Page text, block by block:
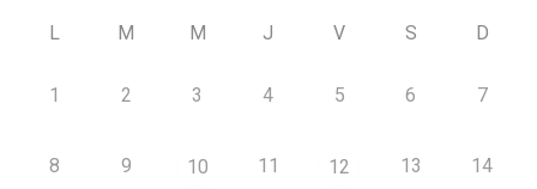
L M M J V S D
1 2 3 4 5 6 7
8 9 10 11 12 13 14